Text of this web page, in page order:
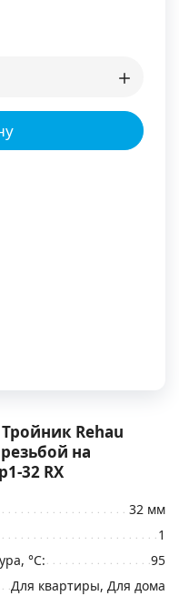
Rehau
на
32 RX
32 мм
1
°С:
95
Для квартиры, Для дома